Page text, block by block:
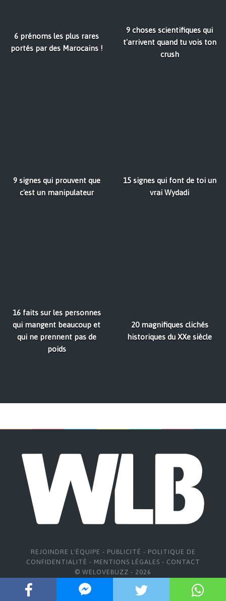
6 prénoms les plus rares
portés par des Marocains !
9 choses scientifiques qui
t'arrivent quand tu vois ton
crush
9 signes qui prouvent que
c'est un manipulateur
15 signes qui font de toi un
vrai Wydadi
16 faits sur les personnes
qui mangent beaucoup et
qui ne prennent pas de
poids
20 magnifiques clichés
historiques du XXe siècle
REJOINDRE L'ÉQUIPE - PUBLICITÉ - POLITIQUE DE
CONFIDENTIALITÉ - MENTIONS LÉGALES - CONTACT
© WELOVEBUZZ - 2026